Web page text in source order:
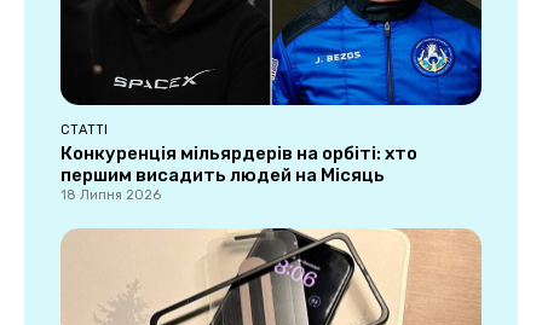
СТАТТІ
Конкуренція мільярдерів на орбіті: хто
першим висадить людей на Місяць
18 Липня 2026